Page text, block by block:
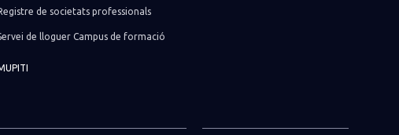
de societats professionals
de lloguer Campus de formació